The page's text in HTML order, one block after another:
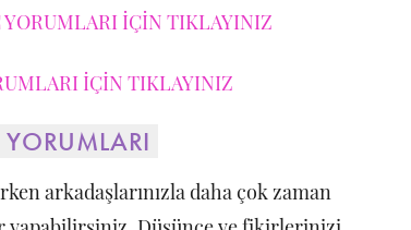
YORUMLARI İÇİN TIKLAYINIZ
İÇİN TIKLAYINIZ
arkadaşlarınızla daha çok zaman